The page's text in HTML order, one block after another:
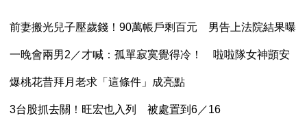
前妻搬光兒子壓歲錢！90萬帳戶剩百元 男告上法院結果曝
一晚會兩男2／才喊：孤單寂寞覺得冷！ 啦啦隊女神顗安
爆桃花昔拜月老求「這條件」成亮點
3台股抓去關！旺宏也入列 被處置到6／16